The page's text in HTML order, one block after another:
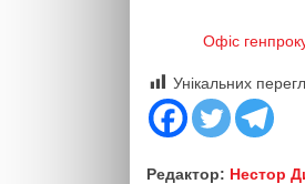
Офіс
Унікальних
Редактор: Нестор